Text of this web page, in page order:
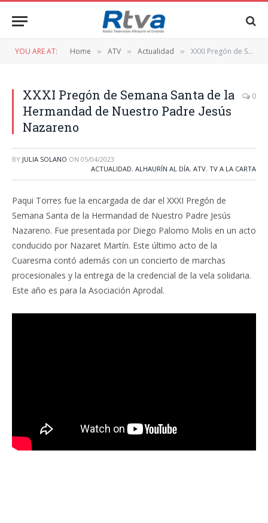
YOU ARE AT: Home » ATV » Actualidad » XXXI Pregón de Semana Santa de la Hermandad de Nuestro Padre Jesús Nazareno
XXXI Pregón de Semana Santa de la
Hermandad de Nuestro Padre Jesús
Nazareno
0
BY JULIA SOLANO ON 05/04/2023
ACTUALIDAD, ALHAURÍN AL DÍA, ATV, TV A LA CARTA
Paqui Torres fue la encargada de dar el XXXI Pregón de
Semana Santa de la Hermandad de Nuestro Padre Jesús
Nazareno. Fue presentada por Diego Palomo Molis en un acto
conducido por Nazaret Martín. Este último acto de la
Cuaresma contó además con un concierto de marchas
procesionales y la entrega de la credencial de la vela solidaria.
Este año es para la Asociación Aprodal.